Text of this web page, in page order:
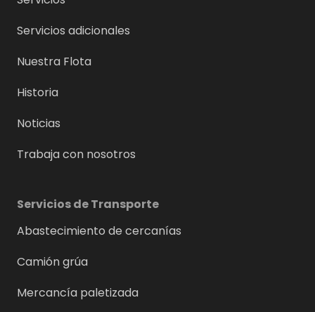
Servicios adicionales
Nuestra Flota
Historia
Noticias
Trabaja con nosotros
Servicios de Transporte
Abastecimiento de cercanías
Camión grúa
Mercancía paletizada